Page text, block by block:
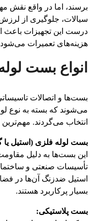
برسند، اما در واقع نقش
سیالات، جلوگیری از لرزش
درست این تجهیزات
هزینه‌های تعمیرات
انواع بست
بست‌ها و اتصالات
می‌شوند که بسته به نوع
انتخاب می‌گردند. مهم‌ترین
بست لوله فلزی (استیل یا
این بست‌ها به دلیل
تأسیسات صنعتی و
استیل ضدزنگ آن‌ها در
بسیار پرکاربرد هستند.
بست پلاستیکی: